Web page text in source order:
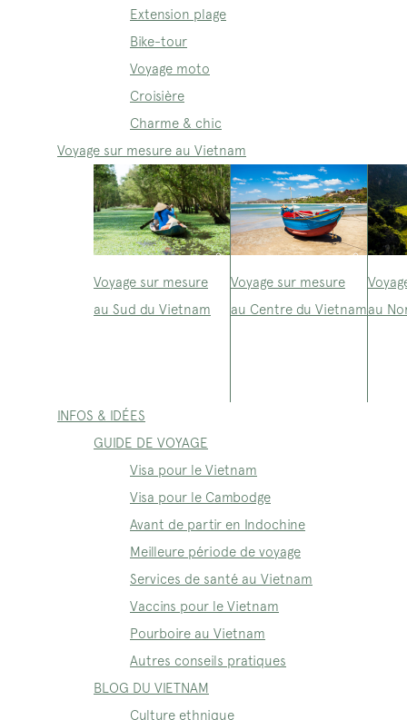
Extension plage
Bike-tour
Voyage moto
Croisière
Charme & chic
Voyage sur mesure au Vietnam
Voyage sur mesure
au Sud du Vietnam
Voyage sur mesure
au Centre du Vietnamau
INFOS & IDÉES
GUIDE DE VOYAGE
Visa pour le Vietnam
Visa pour le Cambodge
Avant de partir en Indochine
Meilleure période de voyage
Services de santé au Vietnam
Vaccins pour le Vietnam
Pourboire au Vietnam
Autres conseils pratiques
BLOG DU VIETNAM
Culture ethnique